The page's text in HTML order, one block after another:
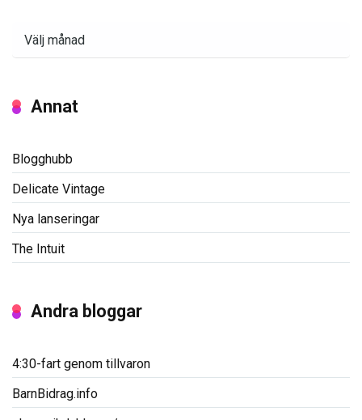
Annat
Blogghubb
Delicate Vintage
Nya lanseringar
The Intuit
Andra bloggar
4:30-fart genom tillvaron
BarnBidrag.info